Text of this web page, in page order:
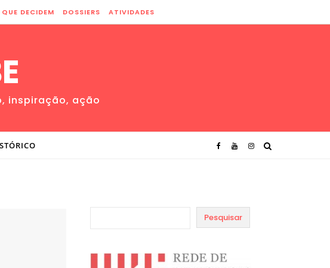
DECIDEM DOSSIERS ATIVIDADES
inspiração, ação
Pesquisar